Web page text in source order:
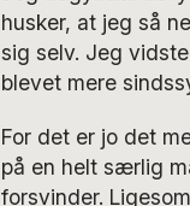
husker, at jeg så
sig selv. Jeg
blevet mere
For det er jo det
på en helt særlig
forsvinder.